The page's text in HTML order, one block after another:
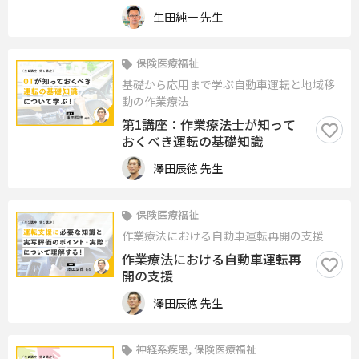
生田純一 先生
保険医療福祉
基礎から応用まで学ぶ自動車運転と地域移
動の作業療法
第1講座：作業療法士が知って
おくべき運転の基礎知識
澤田辰徳 先生
保険医療福祉
作業療法における自動車運転再開の支援
作業療法における自動車運転再
開の支援
澤田辰徳 先生
神経系疾患, 保険医療福祉